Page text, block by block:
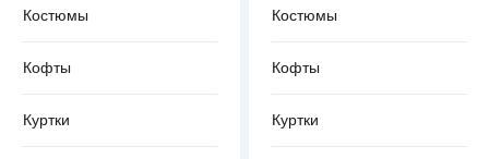
Костюмы
Кофты
Куртки
Костюмы
Кофты
Куртки